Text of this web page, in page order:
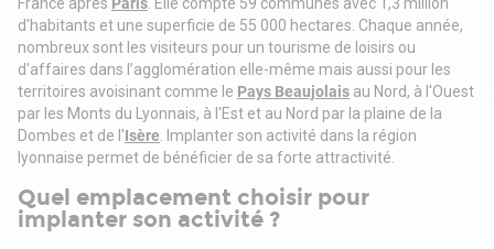
potentiel de ce local !
- Type de bail : Commercial
- Durée : 3/6/9 ans
- Préavis : 6 mois
- Fiscalité : TVA
- Indice : ILC
- Indexation : Annuelle, date prise effet
- Dépôt de garantie : 3 mois HT/HC
- Loyers et charges : Trimestriels et d'avance
France après Paris. Elle compte 59 communes avec 1,3 million
d'habitants et une superficie de 55 000 hectares. Chaque année,
nombreux sont les visiteurs pour un tourisme de loisirs ou
d'affaires dans l’agglomération elle-même mais aussi pour les
territoires avoisinant comme le Pays Beaujolais au Nord, à l'Ouest
par les Monts du Lyonnais, à l'Est et au Nord par la plaine de la
Dombes et de l'Isère. Implanter son activité dans la région
lyonnaise permet de bénéficier de sa forte attractivité.
Quel emplacement choisir pour
implanter son activité ?